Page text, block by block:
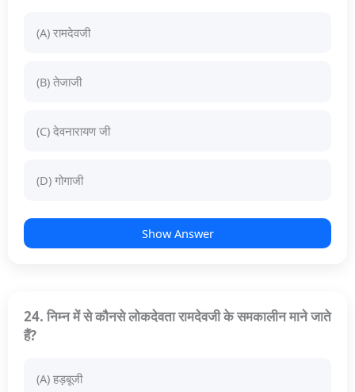
(A) रामदेवजी
(B) तेजाजी
(C) देवनारायण जी
(D) गोगाजी
Show Answer
24. निम्न में से कौनसे लोकदेवता रामदेवजी के समकालीन माने जाते
हैं?
(A) हड़बूजी